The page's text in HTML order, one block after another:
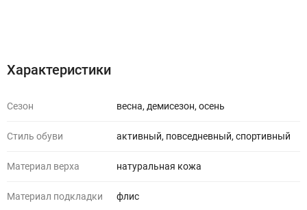
Характеристики
Сезон весна, демисезон, осень
Стиль обуви активный, повседневный, спортивный
Материал верха натуральная кожа
Материал подкладки флис